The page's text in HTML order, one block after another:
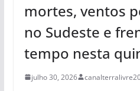
mortes, ventos
no Sudeste e
tempo nesta
julho 30, 2026